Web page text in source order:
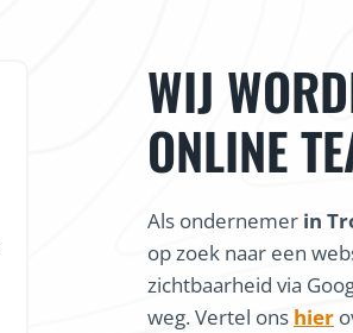
WIJ
ONLINE
Als ondernemer in
op zoek naar een
zichtbaarheid via
weg. Vertel ons hier